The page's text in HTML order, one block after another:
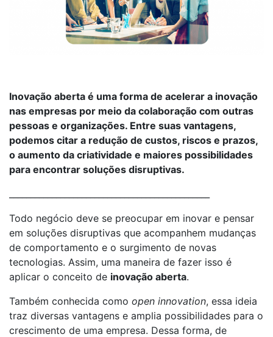
Inovação aberta é uma forma de acelerar a inovação
nas empresas por meio da colaboração com outras
pessoas e organizações. Entre suas vantagens,
podemos citar a redução de custos, riscos e prazos,
o aumento da criatividade e maiores possibilidades
para encontrar soluções disruptivas.
Todo negócio deve se preocupar em inovar e pensar
em soluções disruptivas que acompanhem mudanças
de comportamento e o surgimento de novas
tecnologias. Assim, uma maneira de fazer isso é
aplicar o conceito de inovação aberta.
Também conhecida como open innovation, essa ideia
traz diversas vantagens e amplia possibilidades para o
crescimento de uma empresa. Dessa forma, de